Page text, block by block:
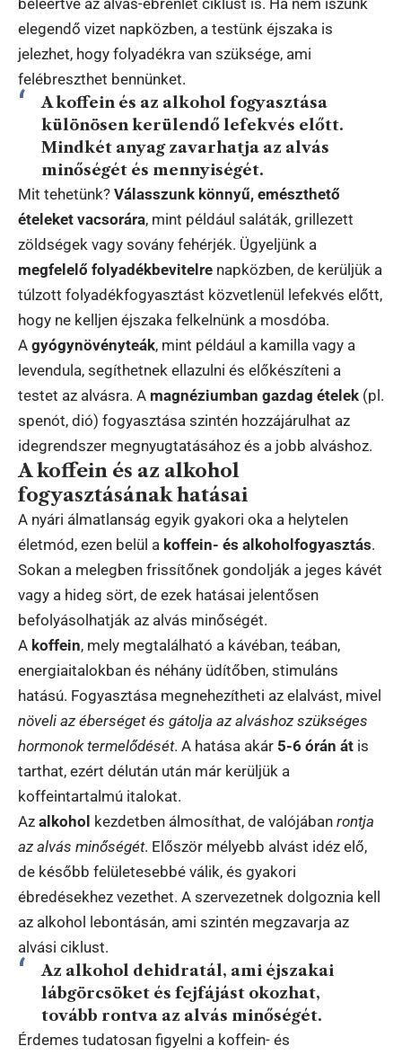
beleértve az alvás-ébrenlét ciklust is. Ha nem iszunk
elegendő vizet napközben, a testünk éjszaka is
jelezhet, hogy folyadékra van szüksége, ami
felébreszthet bennünket.
A koffein és az alkohol fogyasztása
különösen kerülendő lefekvés előtt.
Mindkét anyag zavarhatja az alvás
minőségét és mennyiségét.
Mit tehetünk? Válasszunk könnyű, emészthető
ételeket vacsorára, mint például saláták, grillezett
zöldségek vagy sovány fehérjék. Ügyeljünk a
megfelelő folyadékbevitelre napközben, de kerüljük a
túlzott folyadékfogyasztást közvetlenül lefekvés előtt,
hogy ne kelljen éjszaka felkelnünk a mosdóba.
A gyógynövényteák, mint például a kamilla vagy a
levendula, segíthetnek ellazulni és előkészíteni a
testet az alvásra. A magnéziumban gazdag ételek (pl.
spenót, dió) fogyasztása szintén hozzájárulhat az
idegrendszer megnyugtatásához és a jobb alváshoz.
A koffein és az alkohol
fogyasztásának hatásai
A nyári álmatlanság egyik gyakori oka a helytelen
életmód, ezen belül a koffein- és alkoholfogyasztás.
Sokan a melegben frissítőnek gondolják a jeges kávét
vagy a hideg sört, de ezek hatásai jelentősen
befolyásolhatják az alvás minőségét.
A koffein, mely megtalálható a kávéban, teában,
energiaitalokban és néhány üdítőben, stimuláns
hatású. Fogyasztása megnehezítheti az elalvást, mivel
növeli az éberséget és gátolja az alváshoz szükséges
hormonok termelődését. A hatása akár 5-6 órán át is
tarthat, ezért délután után már kerüljük a
koffeintartalmú italokat.
Az alkohol kezdetben álmosíthat, de valójában rontja
az alvás minőségét. Először mélyebb alvást idéz elő,
de később felületesebbé válik, és gyakori
ébredésekhez vezethet. A szervezetnek dolgoznia kell
az alkohol lebontásán, ami szintén megzavarja az
alvási ciklust.
Az alkohol dehidratál, ami éjszakai
lábgörcsöket és fejfájást okozhat,
tovább rontva az alvás minőségét.
Érdemes tudatosan figyelni a koffein- és